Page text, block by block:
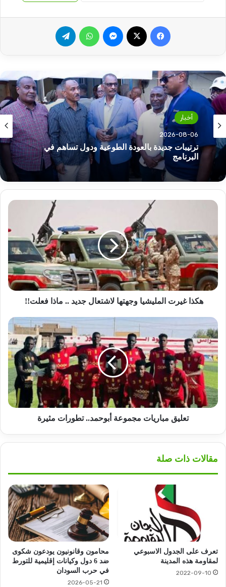
فيسبوك ماسنجر واتساب
أخبار
2026-08-06
ترتيبات جديدة بالعودة الطوعية ودول تساهم في
البرنامج
هكذا
وجهتها
لاشتعال
جديد
..
ماذا
فعلت!!
هكذا غيرت المليشيا وجهتها لاشتعال جديد .. ماذا فعلت!!
تعليق
مباريات
مجموعة
أبوحمد..
تطورات
مثيرة
تعليق مباريات مجموعة أبوحمد.. تطورات مثيرة
مقالات ذات صلة
تعرف على الجدول الاسبوعي
لمقاومة هذه المدينة
2022-09-10
محامون وقانونيون يودعون شكوى
ضد 6 دول وكيانات إقليمية للتورط
في حرب السودان
2026-05-21